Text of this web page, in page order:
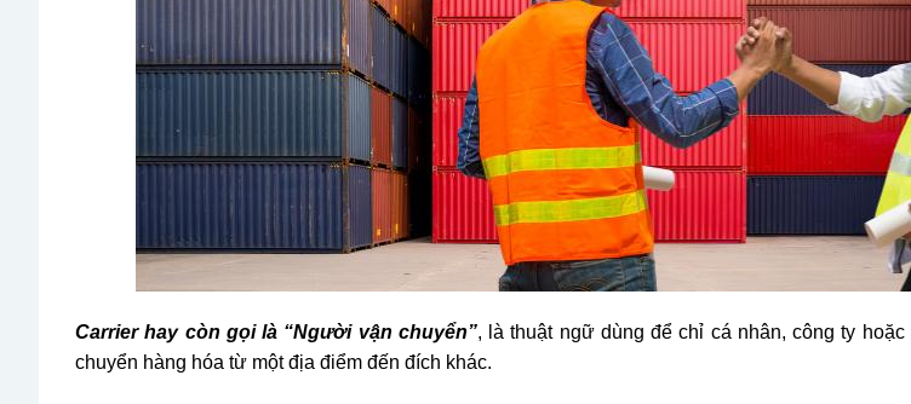
Carrier hay còn gọi là “Người vận chuyển”, là thuật ngữ dùng để chỉ cá nhân, công ty
chuyển hàng hóa từ một địa điểm đến đích khác.